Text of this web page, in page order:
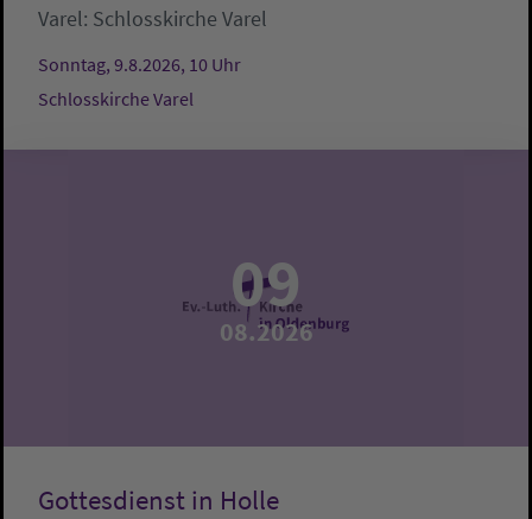
Varel: Schlosskirche Varel
Sonntag, 9.8.2026, 10 Uhr
Schlosskirche Varel
09
08.2026
Gottesdienst in Holle